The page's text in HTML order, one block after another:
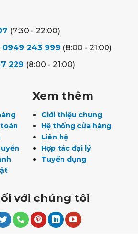
(7:30 - 22:00)
0949 243 999 (8:00 - 21:00)
229 (8:00 - 21:00)
Xem thêm
Giới thiệu chung
Hệ thống cửa hàng
Liên hệ
Hợp tác đại lý
Tuyển dụng
với chúng tôi